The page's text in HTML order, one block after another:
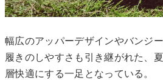
幅広のアッパーデザインやバンジ
履きのしやすさも引き継がれた、
層快適にする一足となっている。